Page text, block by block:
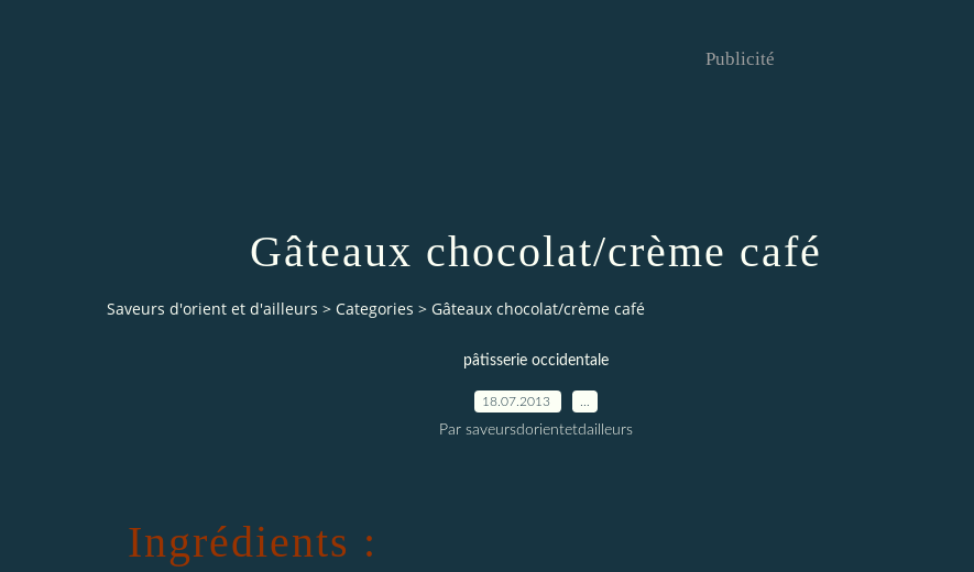
Publicité
Gâteaux chocolat/crème café
Saveurs d'orient et d'ailleurs > Categories > Gâteaux chocolat/crème café
pâtisserie occidentale
18.07.2013
Par saveursdorientetdailleurs
Ingrédients :